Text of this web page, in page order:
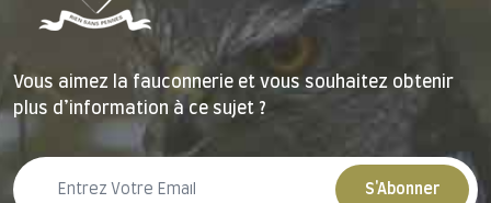
Vous aimez la fauconnerie et vous souhaitez obtenir
plus d’information à ce sujet ?
S'Abonner